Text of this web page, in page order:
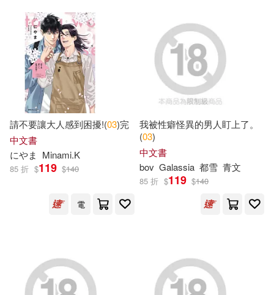
周顯宗(13) 意童文化主編(13)
東雨文化編輯部(13)
艾瑞．卡爾(13)
華碩文化編輯部(13)
Not Available(12)
時報出版(29)
江西高校出版社(29)
華東師範大學出版社(29)
Universal(27)
好有感覺音樂(27)
江蘇美術出版社(27)
京采文教事業有限公司(26)
請不要讓大人感到困擾!(03)完
中文書
にやま Minami.K
85 折 $119 $140
電
我被性癖怪異的男人盯上了。
(03)
中文書
bov Galassia 都雪 青文
85 折 $119 $140